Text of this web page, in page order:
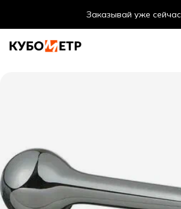
Заказывай уже
Оптовые цены даже для